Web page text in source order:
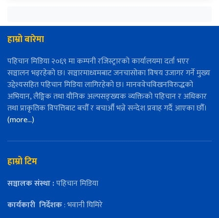
हाम्रो बारेमा
पहिचान मिडिया २०६९ मा कम्पनी रजिस्ट्रारको कार्यालयमा दर्ता भएर
सञ्चालन भइरहेको छ। सञ्चारमाध्यमबाट जनचासोका विषय उजागर गर्ने मुख्य
उद्देश्यसहित पहिचान मिडिया लागिरहेको छ। मानववेचविखनविरुद्धको
अभियान, लैङ्गिक तथा यौनिक अल्पसङ्ख्यक व्यक्तिको पहिचान र अधिकार
तथा प्राकृतिक विपत्तिबाट बचौँ र बचाऔँ भन्ने सन्देश प्रवाह गर्दै आएका छौँ।
(more…)
हाम्रो टिम
सञ्चालक संस्था :पहिचान मिडिया
कार्यकारी निर्देशक: भवानी घिमिरे